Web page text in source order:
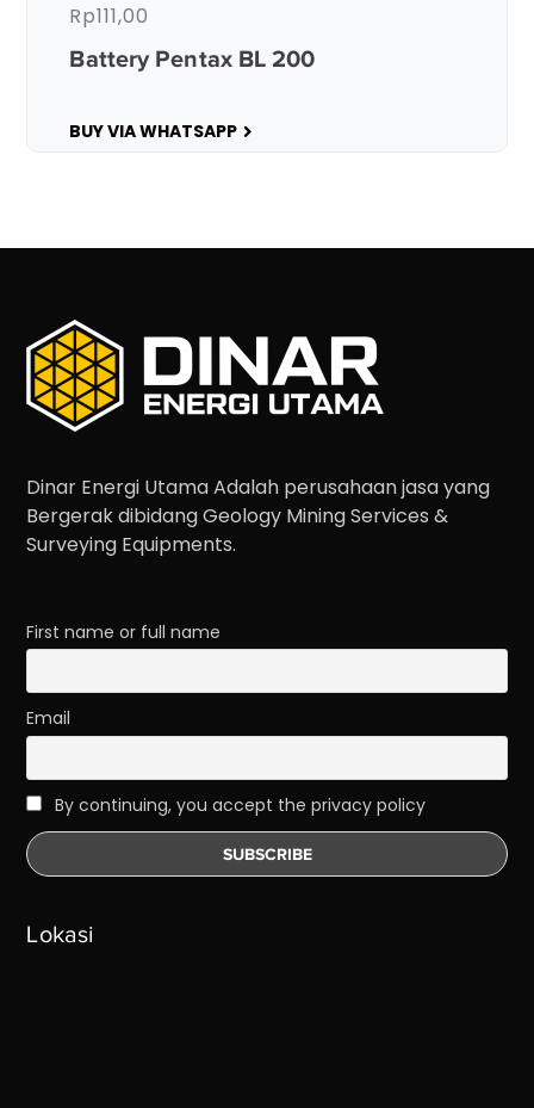
Battery Pentax BL 200
Rp111,00
BUY VIA WHATSAPP
Dinar Energi Utama Adalah perusahaan jasa yang
Bergerak dibidang Geology Mining Services &
Surveying Equipments.
First name or full name
Email
By continuing, you accept the privacy policy
Lokasi